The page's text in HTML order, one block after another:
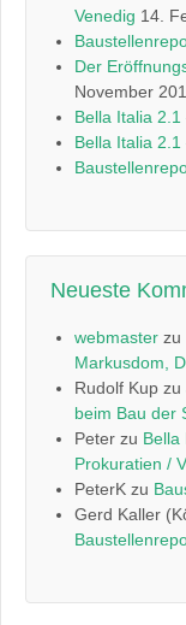
Venedig 14.
Der
November
Bella Italia
Bella Italia
Neueste
webmaster zu
Markusdom,
Rudolf Kup zu
beim Bau der
Peter zu Bella
Prokuratien /
PeterK zu
Gerd Kaller